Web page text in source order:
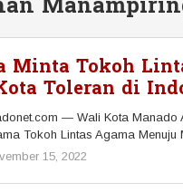
Minta Tokoh
Toleran di
— Wali Kota Manado
Tokoh Lintas Agama
15, 2022